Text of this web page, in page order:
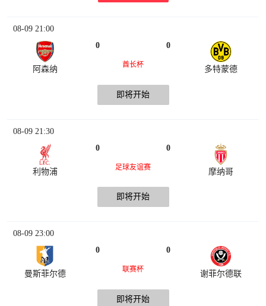
08-09 21:00
阿森纳
0
酋长杯
0
多特蒙德
即将开始
08-09 21:30
利物浦
0
足球友谊赛
0
摩纳哥
即将开始
08-09 23:00
曼斯菲尔德
0
联赛杯
0
谢菲尔德联
即将开始